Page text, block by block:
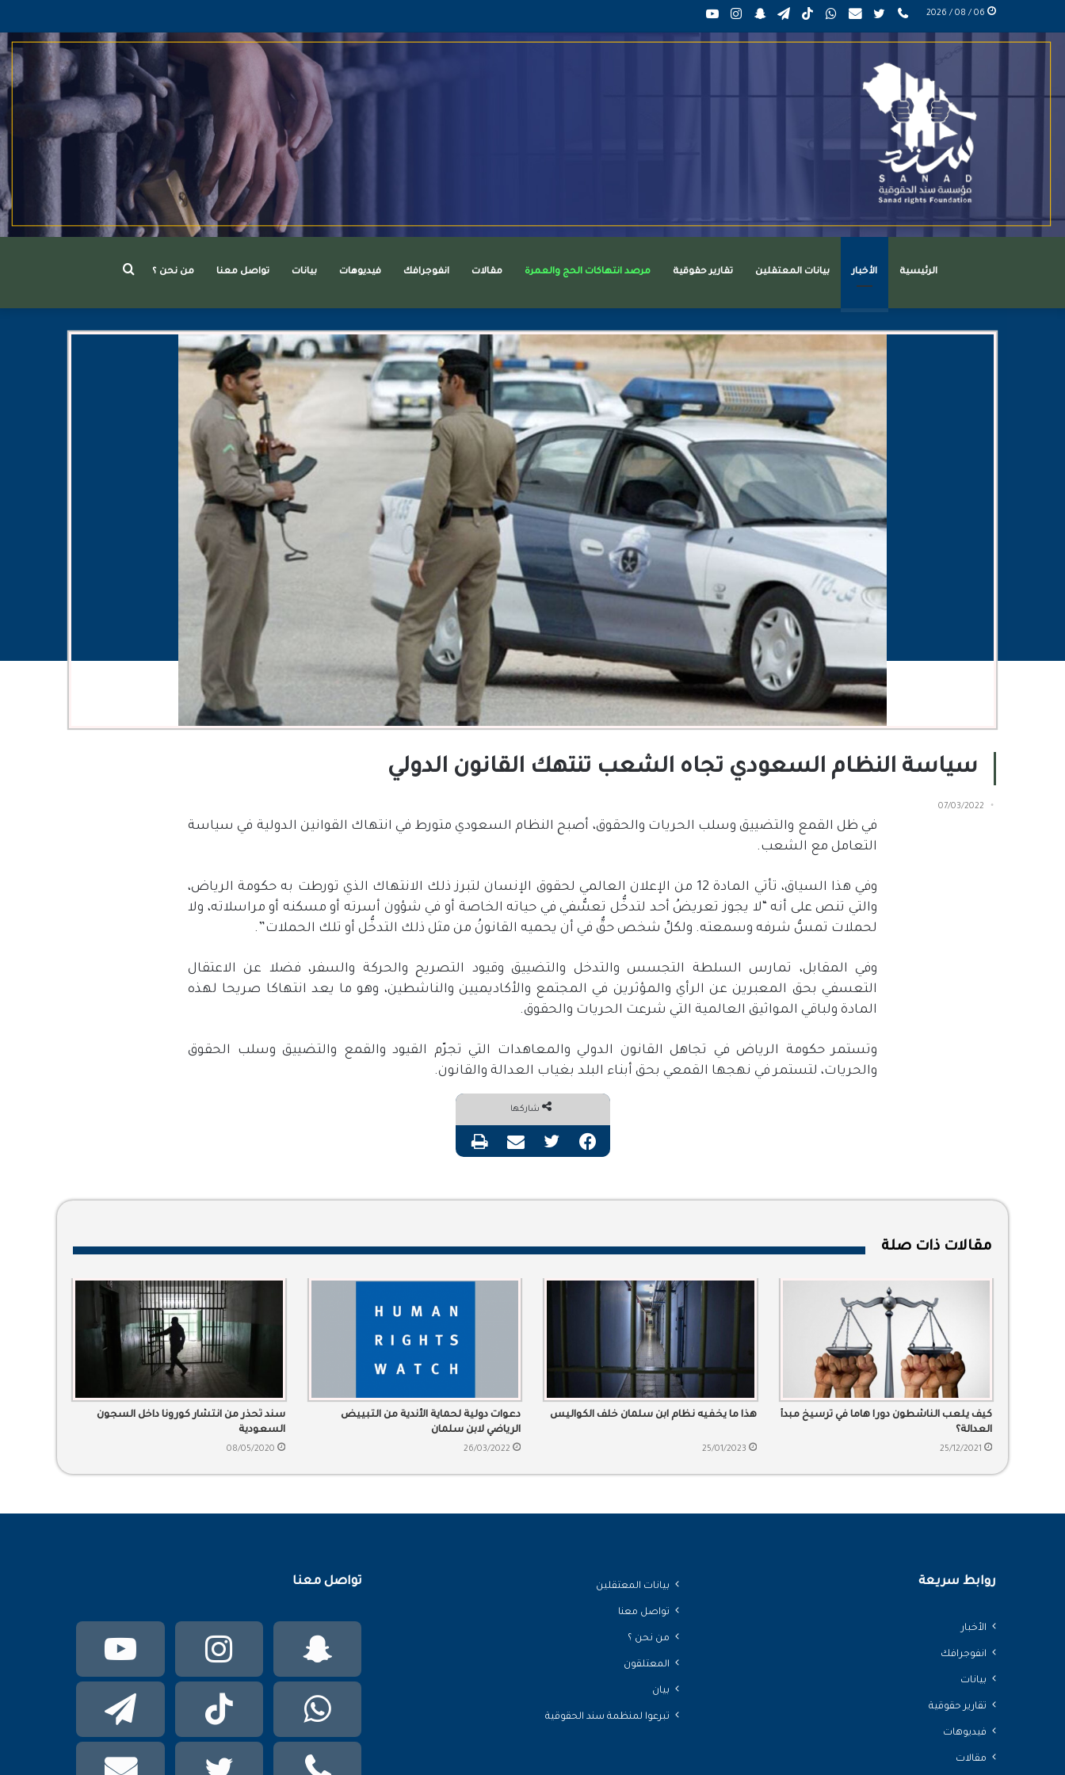
انستقرام سناب
تشات
تيلقرامTikTokواتساب mail تويتر
عربي
phone
الرئيسية الأخبار بيانات المعتقلين تقارير حقوقية مرصد انتهاكات الحج والعمرة مقالات انفوجرافك فيديوهات بيانات تواصل معنا من نحن ؟
سياسة النظام السعودي تجاه الشعب تنتهك القانون الدولي
07/03/2022
في ظل القمع والتضييق وسلب الحريات والحقوق، أصبح النظام السعودي متورط في انتهاك القوانين الدولية في سياسة
التعامل مع الشعب.
وفي هذا السياق، تأتي المادة 12 من الإعلان العالمي لحقوق الإنسان لتبرز ذلك الانتهاك الذي تورطت به حكومة الرياض،
والتي تنص على أنه “لا يجوز تعريضُ أحد لتدخُّل تعسُّفي في حياته الخاصة أو في شؤون أسرته أو مسكنه أو مراسلاته، ولا
لحملات تمسُّ شرفه وسمعته. ولكلِّ شخص حقٌّ في أن يحميه القانونُ من مثل ذلك التدخُّل أو تلك الحملات”.
وفي المقابل، تمارس السلطة التجسس والتدخل والتضييق وقيود التصريح والحركة والسفر، فضلا عن الاعتقال
التعسفي بحق المعبرين عن الرأي والمؤثرين في المجتمع والأكاديميين والناشطين، وهو ما يعد انتهاكا صريحا لهذه
المادة ولباقي المواثيق العالمية التي شرعت الحريات والحقوق.
وتستمر حكومة الرياض في تجاهل القانون الدولي والمعاهدات التي تجرّم القيود والقمع والتضييق وسلب الحقوق
والحريات، لتستمر في نهجها القمعي بحق أبناء البلد بغياب العدالة والقانون.
شاركها
فيسبوك تويتر مشاركة عبر البريد طباعة
مقالات ذات صلة
كيف يلعب الناشطون دورا هاما في ترسيخ مبدأ
العدالة؟
25/12/2021
هذا ما يخفيه نظام ابن سلمان خلف الكواليس
25/01/2023
دعوات دولية لحماية الأندية من التبييض
الرياضي لابن سلمان
26/03/2022
سند تُحذر من انتشار كورونا داخل السجون
السعودية
08/05/2020
روابط سريعة
الأخبار
انفوجرافك
بيانات
تقارير حقوقية
فيديوهات
مقالات
بيانات المعتقلين
تواصل معنا
من نحن ؟
المعتلقون
بيان
تبرعوا لمنظمة سند الحقوقية
تواصل معنا
يوتيوبانستقرام سناب
تشات
تيلقرام TikTok واتساب